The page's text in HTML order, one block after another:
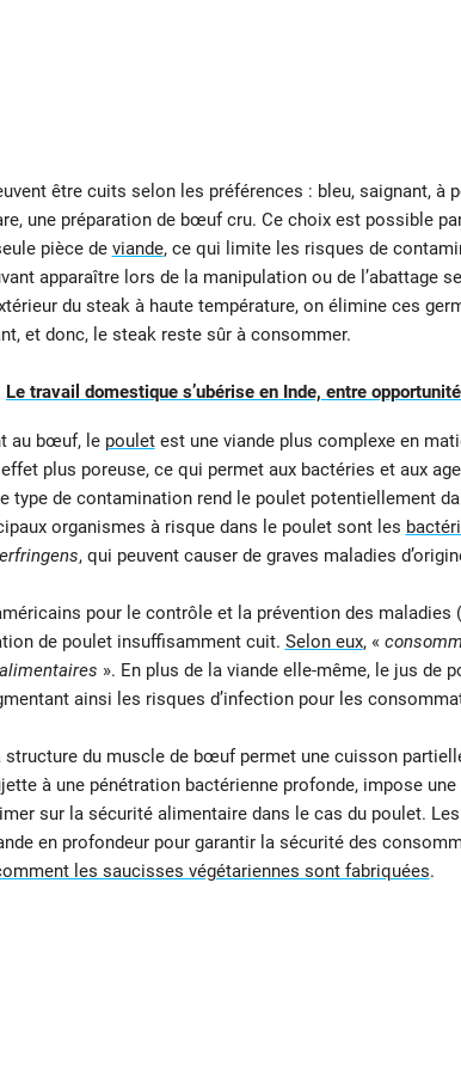
être cuits selon les préférences : bleu, saignant, à
une préparation de bœuf cru. Ce choix est possible
pièce de viande, ce qui limite les risques de
apparaître lors de la manipulation ou de l’abattage
du steak à haute température, on élimine ces
et donc, le steak reste sûr à consommer.
Le travail domestique s’ubérise en Inde, entre
au bœuf, le pouletest une viande plus complexe en
plus poreuse, ce qui permet aux bactéries et aux
type de contamination rend le poulet potentiellement
organismes à risque dans le poulet sont les
, qui peuvent causer de graves maladies
pour le contrôle et la prévention des maladies
de poulet insuffisamment cuit. Selon eux, «
». En plus de la viande elle-même, le jus de
ainsi les risques d’infection pour les
structure du muscle de bœuf permet une cuisson
à une pénétration bactérienne profonde, impose
sur la sécurité alimentaire dans le cas du poulet.
en profondeur pour garantir la sécurité des
les saucisses végétariennes sont fabriquées.